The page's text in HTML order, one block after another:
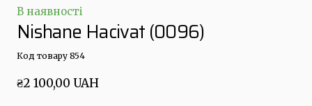
В наявності
Nishane Hacivat(0096)
Код товару 854
₴2 100,00 UAH